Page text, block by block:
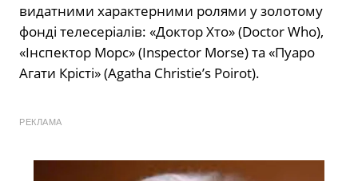
видатними характерними ролями у золотому
фонді телесеріалів: «Доктор Хто» (Doctor Who),
«Інспектор Морс» (Inspector Morse) та «Пуаро
Агати Крісті» (Agatha Christie’s Poirot).
РЕКЛАМА